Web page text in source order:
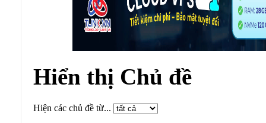
Hiển thị Chủ đề
Hiện các chủ đề từ...